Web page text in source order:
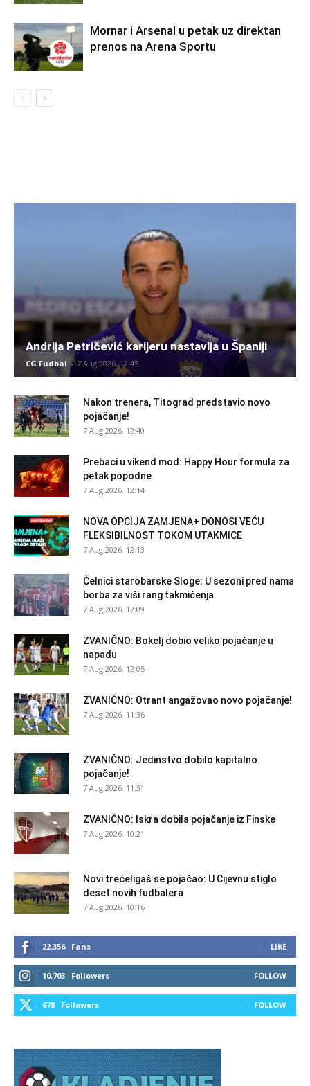
Mornar i Arsenal u petak uz direktan
prenos na Arena Sportu
Andrija Petričević karijeru nastavlja u Španiji
CG Fudbal - 7 Aug 2026. 12:45
Nakon trenera, Titograd predstavio novo
pojačanje!
7 Aug 2026. 12:40
Prebaci u vikend mod: Happy Hour formula za
petak popodne
7 Aug 2026. 12:14
NOVA OPCIJA ZAMJENA+ DONOSI VEĆU
FLEKSIBILNOST TOKOM UTAKMICE
7 Aug 2026. 12:13
Čelnici starobarske Sloge: U sezoni pred nama
borba za viši rang takmičenja
7 Aug 2026. 12:09
ZVANIČNO: Bokelj dobio veliko pojačanje u
napadu
7 Aug 2026. 12:05
ZVANIČNO: Otrant angažovao novo pojačanje!
7 Aug 2026. 11:36
ZVANIČNO: Jedinstvo dobilo kapitalno
pojačanje!
7 Aug 2026. 11:31
ZVANIČNO: Iskra dobila pojačanje iz Finske
7 Aug 2026. 10:21
Novi trećeligaš se pojačao: U Cijevnu stiglo
deset novih fudbalera
7 Aug 2026. 10:16
22,356 Fans LIKE
10,703 Followers FOLLOW
678 Followers FOLLOW